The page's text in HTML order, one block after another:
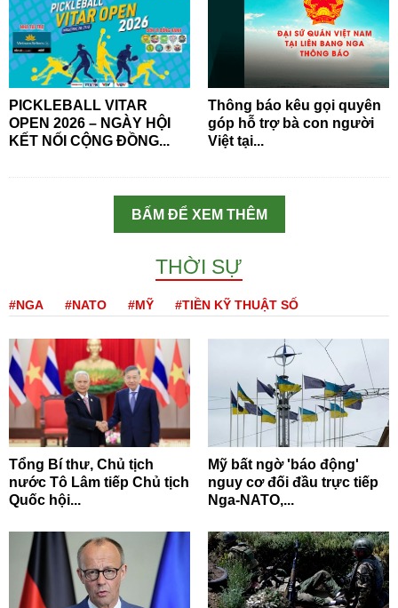
PICKLEBALL VITAR
OPEN 2026 – NGÀY HỘI
KẾT NỐI CỘNG ĐỒNG...
Thông báo kêu gọi quyên
góp hỗ trợ bà con người
Việt tại...
BẤM ĐỂ XEM THÊM
THỜI SỰ
#NGA #NATO #MỸ #TIỀN KỸ THUẬT SỐ
Tổng Bí thư, Chủ tịch
nước Tô Lâm tiếp Chủ tịch
Quốc hội...
Mỹ bất ngờ 'báo động'
nguy cơ đối đầu trực tiếp
Nga-NATO,...